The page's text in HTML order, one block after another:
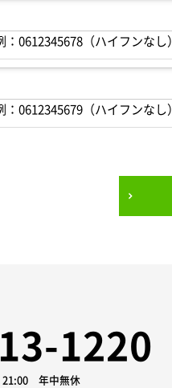
：0612345678（ハイフンなし）
：0612345679（ハイフンなし）
1220
21:00 年中無休